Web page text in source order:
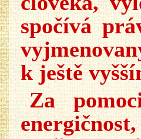
spočívá
k ještě
Za